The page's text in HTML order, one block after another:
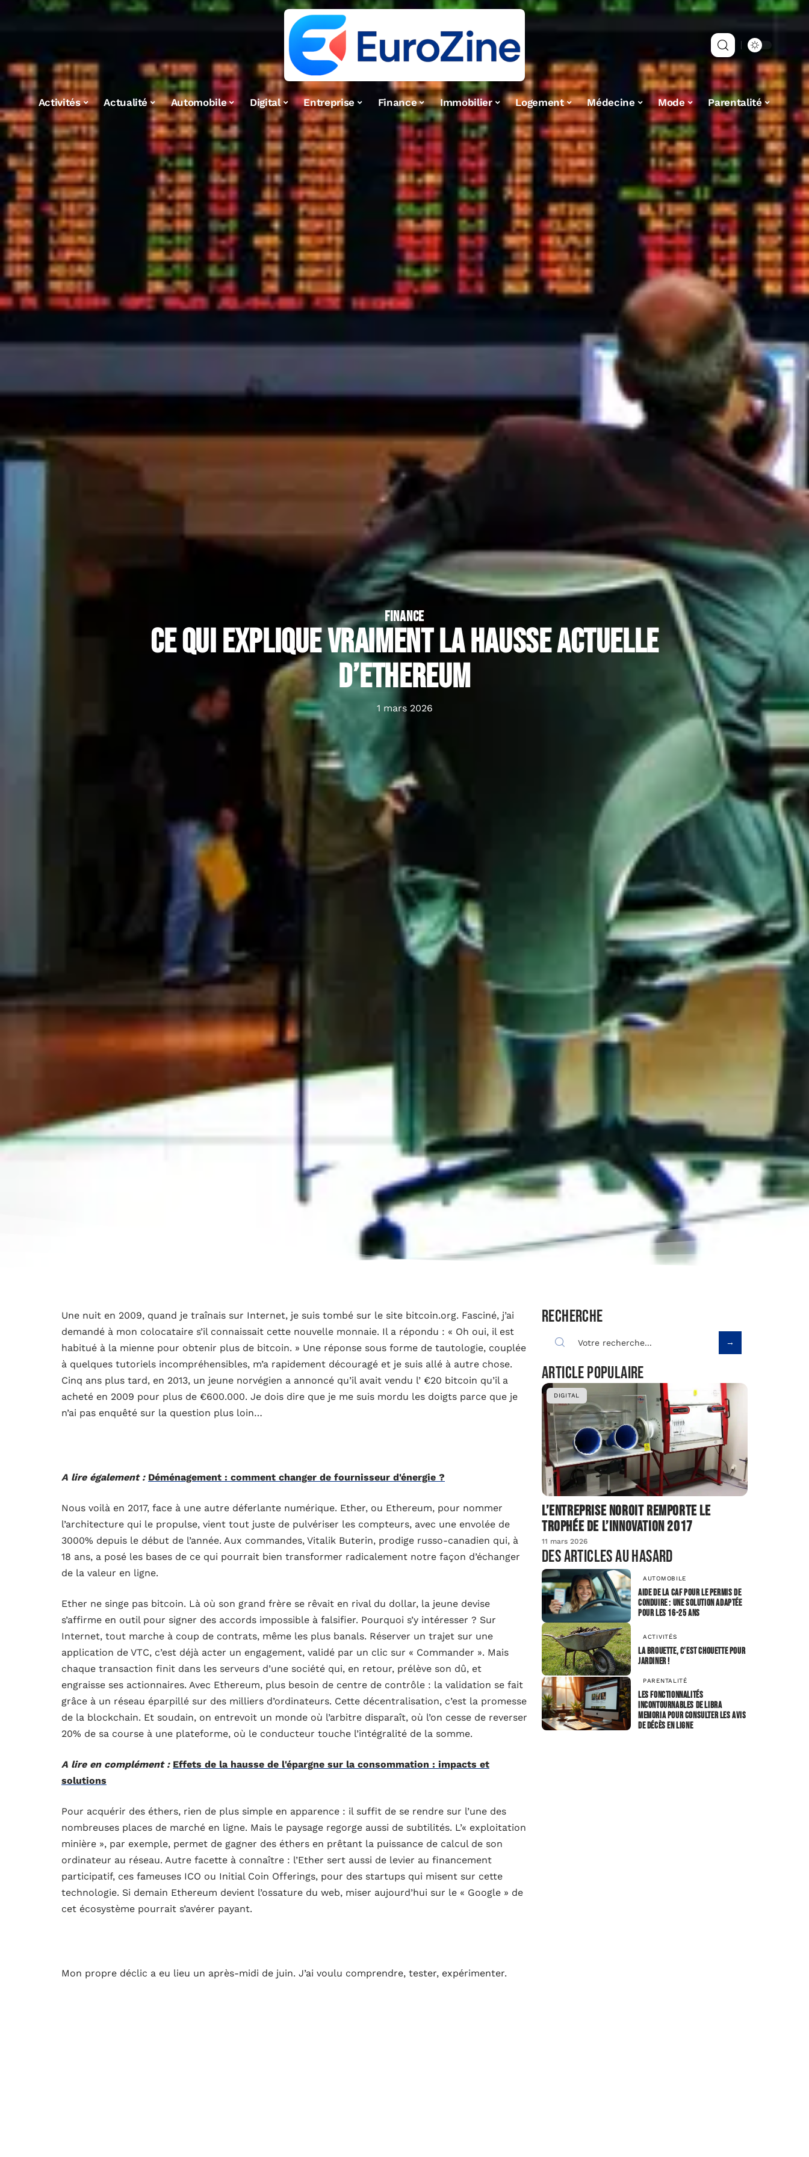
Activités Actualité Automobile Digital Entreprise Finance Immobilier Logement Médecine Mode Parentalité
FINANCE
Ce qui explique vraiment la hausse actuelle
d’ethereum
1 mars 2026
Une nuit en 2009, quand je traînais sur Internet, je suis tombé sur le site bitcoin.org. Fasciné, j’ai
demandé à mon colocataire s’il connaissait cette nouvelle monnaie. Il a répondu : « Oh oui, il est
habitué à la mienne pour obtenir plus de bitcoin. » Une réponse sous forme de tautologie, couplée
à quelques tutoriels incompréhensibles, m’a rapidement découragé et je suis allé à autre chose.
Cinq ans plus tard, en 2013, un jeune norvégien a annoncé qu’il avait vendu l’ €20 bitcoin qu’il a
acheté en 2009 pour plus de €600.000. Je dois dire que je me suis mordu les doigts parce que je
n’ai pas enquêté sur la question plus loin…
A lire également : Déménagement : comment changer de fournisseur d'énergie ?
Nous voilà en 2017, face à une autre déferlante numérique. Ether, ou Ethereum, pour nommer
l’architecture qui le propulse, vient tout juste de pulvériser les compteurs, avec une envolée de
3000% depuis le début de l’année. Aux commandes, Vitalik Buterin, prodige russo-canadien qui, à
18 ans, a posé les bases de ce qui pourrait bien transformer radicalement notre façon d’échanger
de la valeur en ligne.
Ether ne singe pas bitcoin. Là où son grand frère se rêvait en rival du dollar, la jeune devise
s’affirme en outil pour signer des accords impossible à falsifier. Pourquoi s’y intéresser ? Sur
Internet, tout marche à coup de contrats, même les plus banals. Réserver un trajet sur une
application de VTC, c’est déjà acter un engagement, validé par un clic sur « Commander ». Mais
chaque transaction finit dans les serveurs d’une société qui, en retour, prélève son dû, et
engraisse ses actionnaires. Avec Ethereum, plus besoin de centre de contrôle : la validation se fait
grâce à un réseau éparpillé sur des milliers d’ordinateurs. Cette décentralisation, c’est la promesse
de la blockchain. Et soudain, on entrevoit un monde où l’arbitre disparaît, où l’on cesse de reverser
20% de sa course à une plateforme, où le conducteur touche l’intégralité de la somme.
A lire en complément : Effets de la hausse de l'épargne sur la consommation : impacts et
solutions
Pour acquérir des éthers, rien de plus simple en apparence : il suffit de se rendre sur l’une des
nombreuses places de marché en ligne. Mais le paysage regorge aussi de subtilités. L’« exploitation
minière », par exemple, permet de gagner des éthers en prêtant la puissance de calcul de son
ordinateur au réseau. Autre facette à connaître : l’Ether sert aussi de levier au financement
participatif, ces fameuses ICO ou Initial Coin Offerings, pour des startups qui misent sur cette
technologie. Si demain Ethereum devient l’ossature du web, miser aujourd’hui sur le « Google » de
cet écosystème pourrait s’avérer payant.
Mon propre déclic a eu lieu un après-midi de juin. J’ai voulu comprendre, tester, expérimenter.
Recherche
Article populaire
DIGITAL
L’entreprise Noroit remporte le
Trophée de l’Innovation 2017
11 mars 2026
Des articles au hasard
AUTOMOBILE
Aide de la CAF pour le permis de
conduire : une solution adaptée
pour les 16-25 ans
ACTIVITÉS
La brouette, c’est chouette pour
jardiner !
PARENTALITÉ
Les fonctionnalités
incontournables de Libra
Memoria pour consulter les avis
de décès en ligne